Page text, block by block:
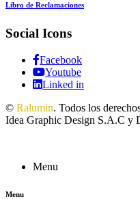
Libro de Reclamaciones
Social Icons
Facebook
Youtube
Linked in
© Ralumin. Todos los
Idea Graphic Design S.A.C y
Menu
Menu